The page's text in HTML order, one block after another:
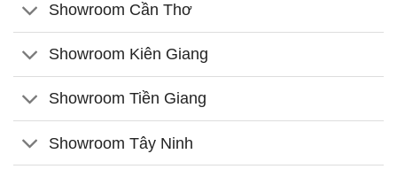
Showroom Cần Thơ
Showroom Kiên Giang
Showroom Tiền Giang
Showroom Tây Ninh